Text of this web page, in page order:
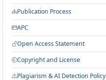
Publication Process
APC
Open Access Statement
Copyright and License
Plagiarism & AI Detection Policy